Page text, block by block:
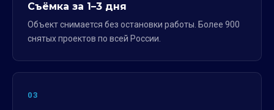
Съёмка за 1–3 дня
Объект снимается без остановки работы. Более 900
снятых проектов по всей России.
03